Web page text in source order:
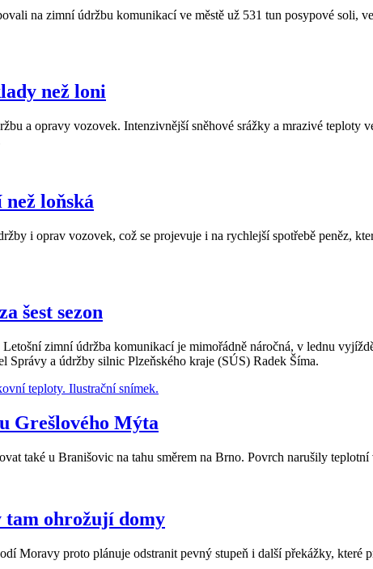
na zimní údržbu komunikací ve městě už 531 tun posypové soli,
než loni
a opravy vozovek. Intenzivnější sněhové srážky a mrazivé teploty
loňská
i oprav vozovek, což se projevuje i na rychlejší spotřebě peněz,
šest sezon
zimní údržba komunikací je mimořádně náročná, v lednu
a údržby silnic Plzeňského kraje (SÚS) Radek Šíma.
Grešlového Mýta
také u Branišovic na tahu směrem na Brno. Povrch narušily
tam ohrožují domy
Moravy proto plánuje odstranit pevný stupeň i další překážky, které